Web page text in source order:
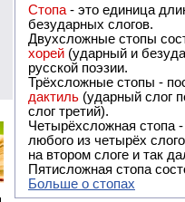
Стопа - это единица
безударных слогов.
Двухсложные стопы
хорей (ударный и
русской поэзии.
Трёхсложные стопы -
дактиль (ударный слог
слог третий).
Четырёхсложная стопа
любого из четырёх
на втором слоге и так
Пятисложная стопа
Больше о стопах